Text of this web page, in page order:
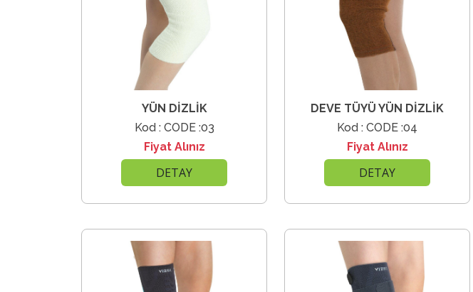
YÜN DİZLİK
Kod : CODE :03
Fiyat Alınız
DETAY
DEVE TÜYÜ YÜN DİZLİK
Kod : CODE :04
Fiyat Alınız
DETAY